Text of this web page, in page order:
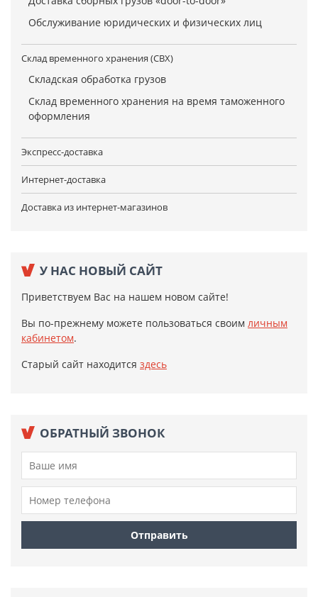
Обслуживание юридических и физических лиц
Склад временного хранения (СВХ)
Складская обработка грузов
Склад временного хранения на время таможенного
оформления
Экспресс-доставка
Интернет-доставка
Доставка из интернет-магазинов
У НАС НОВЫЙ САЙТ
Приветствуем Вас на нашем новом сайте!
Вы по-прежнему можете пользоваться своим личным
кабинетом.
Старый сайт находится здесь
ОБРАТНЫЙ ЗВОНОК